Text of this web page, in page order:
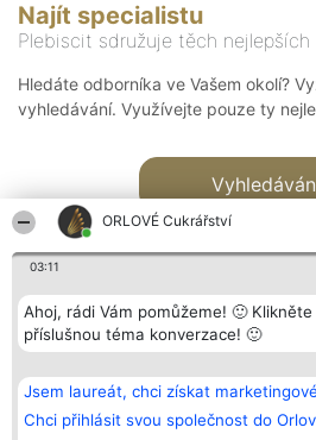
ORLOVÉ Cukrářství
03:11
Ahoj, rádi Vám pomůžeme! 🙂 Klikněte
příslušnou téma konverzace! 🙂
Jsem laureát, chci získat
Chci přihlásit svou společnost do
Najít specialistu
Plebiscit sdružuje těch nejlepších
Hledáte odborníka ve Vašem okolí?
vyhledávání. Využívejte pouze ty
Bright Side Solutions sp. z o.
o. sp. k.
ul. Ruska 22
Wrocław 50-079
Vítězové
Seznam všech
laureátů
Zásady